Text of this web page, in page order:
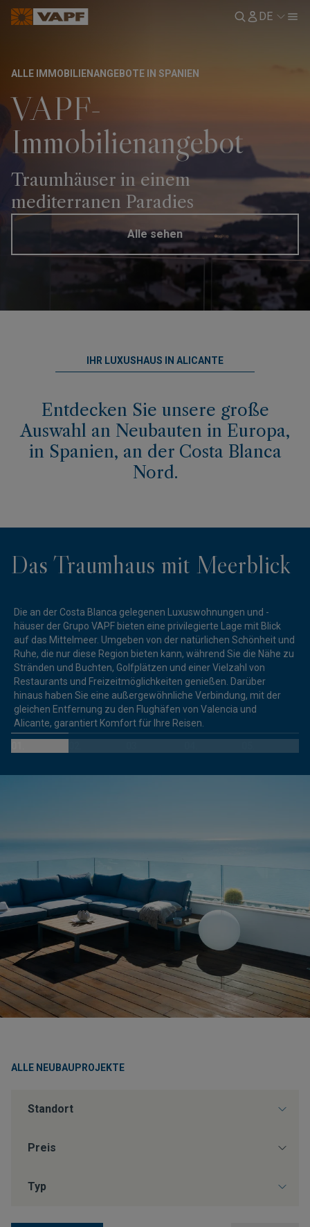
DE
ALLE IMMOBILIENANGEBOTE IN SPANIEN
VAPF-
Immobilienangebot
Traumhäuser in einem
mediterranen Paradies
Alle sehen
IHR LUXUSHAUS IN ALICANTE
Entdecken Sie unsere große
Auswahl an Neubauten in Europa,
in Spanien, an der Costa Blanca
Nord.
Das Traumhaus mit Meerblick
Die an der Costa Blanca gelegenen Luxuswohnungen und -
häuser der Grupo VAPF bieten eine privilegierte Lage mit Blick
auf das Mittelmeer. Umgeben von der natürlichen Schönheit und
Ruhe, die nur diese Region bieten kann, während Sie die Nähe zu
Stränden und Buchten, Golfplätzen und einer Vielzahl von
Restaurants und Freizeitmöglichkeiten genießen. Darüber
hinaus haben Sie eine außergewöhnliche Verbindung, mit der
gleichen Entfernung zu den Flughäfen von Valencia und
Alicante, garantiert Komfort für Ihre Reisen.
ALLE NEUBAUPROJEKTE